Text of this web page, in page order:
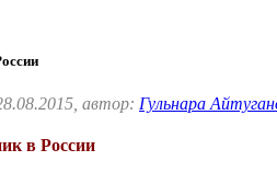
автор: Гульнара
в России